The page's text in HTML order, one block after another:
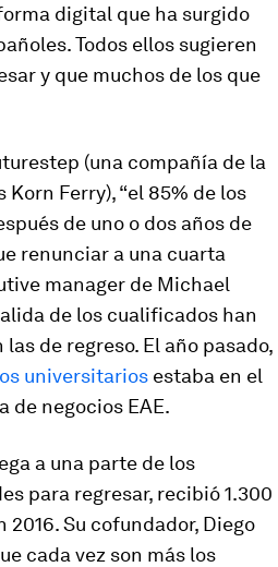
digital que ha surgido
Todos ellos sugieren
y que muchos de los que
(una compañía de la
Ferry), “el 85% de los
de uno o dos años de
renunciar a una cuarta
manager de Michael
de los cualificados han
de regreso. El año pasado,
universitarios estaba en el
de negocios EAE.
a una parte de los
para regresar, recibió 1.300
Su cofundador, Diego
cada vez son más los